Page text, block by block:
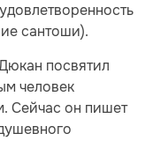
сантоши).
посвятил
человек
Сейчас он пишет